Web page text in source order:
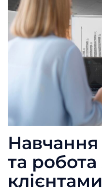
та робота
клієнтами